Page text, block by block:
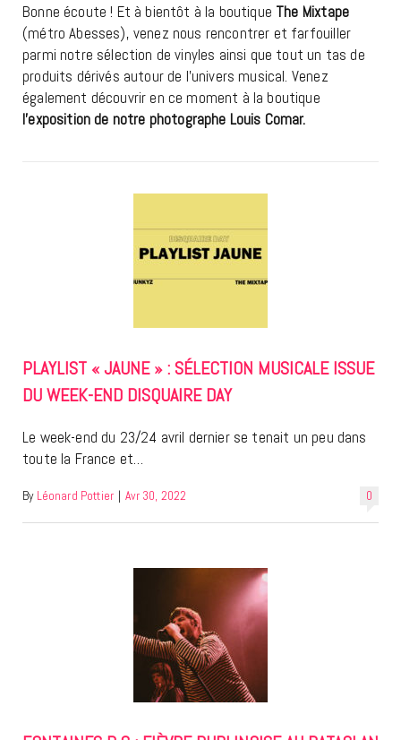
Bonne écoute ! Et à bientôt à la boutique The Mixtape
(métro Abesses), venez nous rencontrer et farfouiller
parmi notre sélection de vinyles ainsi que tout un tas de
produits dérivés autour de l’univers musical. Venez
également découvrir en ce moment à la boutique
l’exposition de notre photographe Louis Comar.
PLAYLIST « JAUNE » : SÉLECTION MUSICALE ISSUE
DU WEEK-END DISQUAIRE DAY
Le week-end du 23/24 avril dernier se tenait un peu dans
toute la France et…
0
By Léonard Pottier | Avr 30, 2022